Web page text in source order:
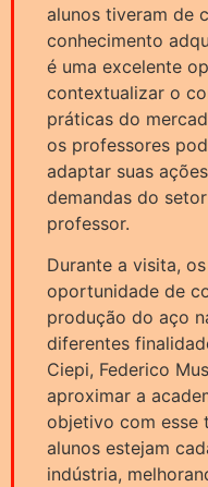
alunos tiveram de
conhecimento
é uma excelente
contextualizar o
práticas do
os professores
adaptar suas
demandas do
professor.
Durante a visita,
oportunidade de
produção do aço
diferentes
Ciepi, Federico
aproximar a
objetivo com esse
alunos estejam
indústria,